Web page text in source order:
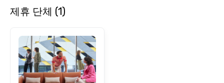
제휴 단체 (1)